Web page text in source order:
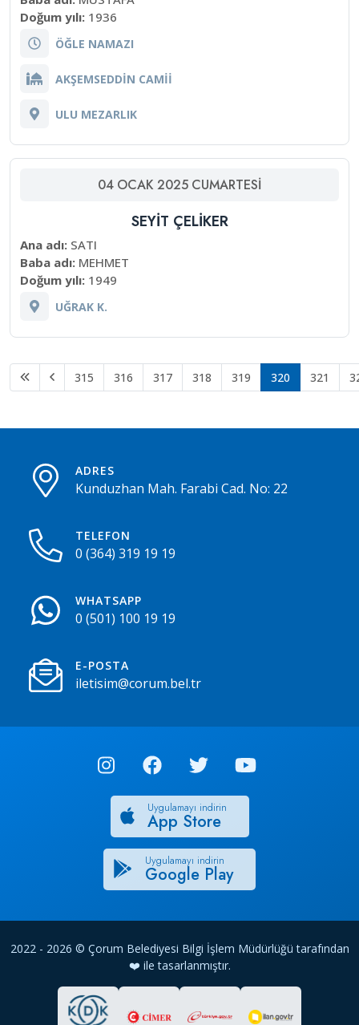
Doğum yılı: 1936
ÖĞLE NAMAZI
AKŞEMSEDDİN CAMİİ
ULU MEZARLIK
04 OCAK 2025 CUMARTESI
SEYİT ÇELİKER
Ana adı: SATI
Baba adı: MEHMET
Doğum yılı: 1949
UĞRAK K.
315 316 317 318 319 320 321
ADRES
Kunduzhan Mah. Farabi Cad. No: 22
TELEFON
0 (364) 319 19 19
WHATSAPP
0 (501) 100 19 19
E-POSTA
iletisim@corum.bel.tr
Uygulamayı indirin
App Store
Uygulamayı indirin
Google Play
2022 - 2026 © Çorum Belediyesi Bilgi İşlem Müdürlüğü tarafından
❤️ ile tasarlanmıştır.